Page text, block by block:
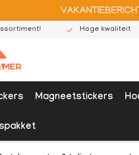
Hoge kwaliteit
Magneetstickers